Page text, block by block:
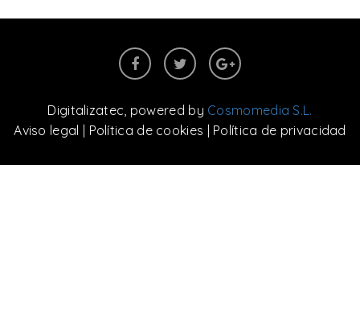
Digitalizatec, powered by Cosmomedia S.L.
Aviso legal
Política de cookies Política de privacidad